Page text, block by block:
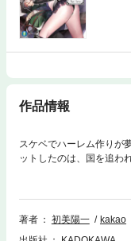
作品情報
スケベでハーレム作りが
ットしたのは、国を追
も強くなれるぜ。この烙
著者 初美陽一
kakao